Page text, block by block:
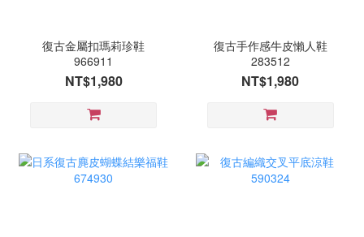
復古金屬扣瑪莉珍鞋
966911
NT$1,980
復古手作感牛皮懶人鞋
283512
NT$1,980